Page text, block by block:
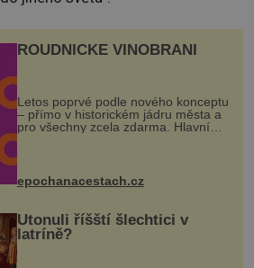
ROUDNICKÉ VINOBRANÍ
Letos poprvé podle nového konceptu
– přímo v historickém jádru města a
pro všechny zcela zdarma. Hlavní
program se odehraje na Karlově a
mohou těšit na víno, burčák, pes...
epochanacestach.cz
Utonuli říšští šlechtici v
latríně?